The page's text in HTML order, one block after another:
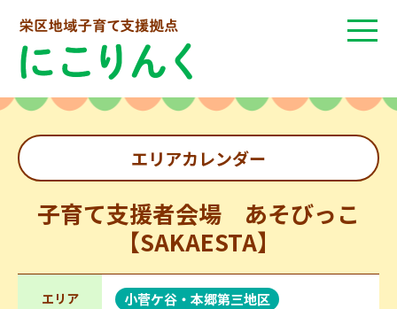
エリアカレンダー
子育て支援者会場 あそびっこ
【SAKAESTA】
エリア 小菅ケ谷・本郷第三地区